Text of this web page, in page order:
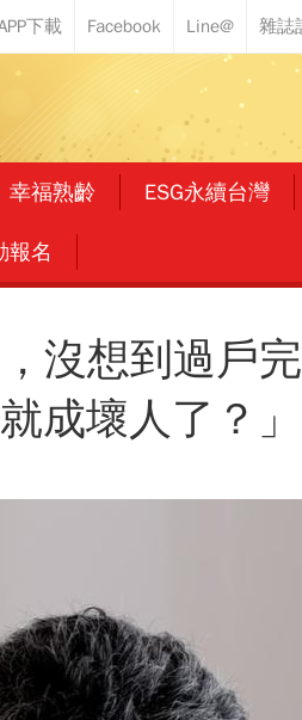
幸福熟齡 ESG永續台灣
報名
沒想到過戶完
成壞人了？」